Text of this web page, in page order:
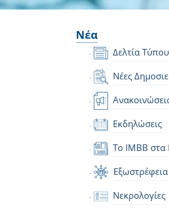
Νέα
Δελτία Τύπου
Νέες
Εκδηλώσεις
Το IMBB
Εξωστρέφεια
Νεκρολογίες